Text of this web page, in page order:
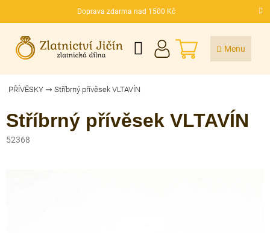
Doprava zdarma nad 1500 Kč
CZK
NÁKUPNÍ
KOŠÍK
PŘÍVĚSKY Stříbrný přívěsek VLTAVÍN
Stříbrný přívěsek VLTAVÍN
52368